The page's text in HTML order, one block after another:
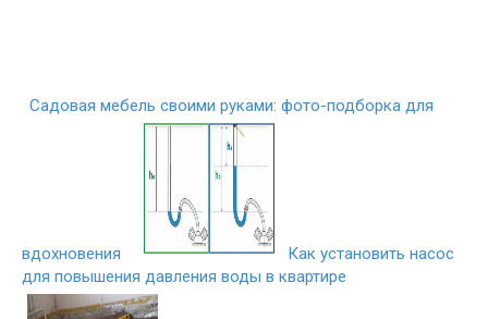
Садовая мебель своими руками: фото-подборка для
вдохновения
Как установить насос
для повышения давления воды в квартире